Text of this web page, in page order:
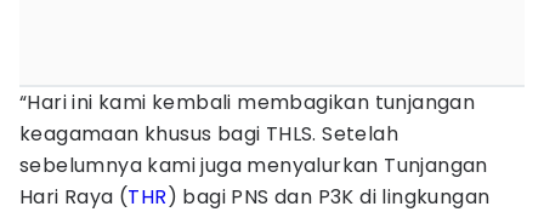
“Hari ini kami kembali membagikan tunjangan
keagamaan khusus bagi THLS. Setelah
sebelumnya kami juga menyalurkan Tunjangan
Hari Raya (THR) bagi PNS dan P3K di lingkungan